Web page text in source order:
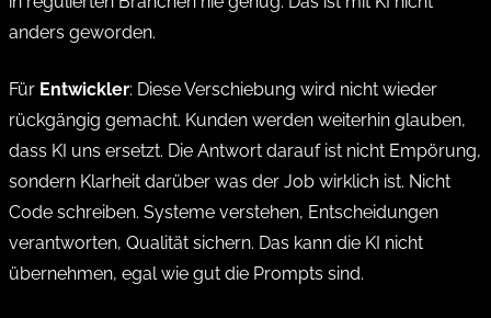
anders geworden.
Für Entwickler: Diese Verschiebung wird nicht wieder
rückgängig gemacht. Kunden werden weiterhin glauben,
dass KI uns ersetzt. Die Antwort darauf ist nicht Empörung,
sondern Klarheit darüber was der Job wirklich ist. Nicht
Code schreiben. Systeme verstehen, Entscheidungen
verantworten, Qualität sichern. Das kann die KI nicht
übernehmen, egal wie gut die Prompts sind.